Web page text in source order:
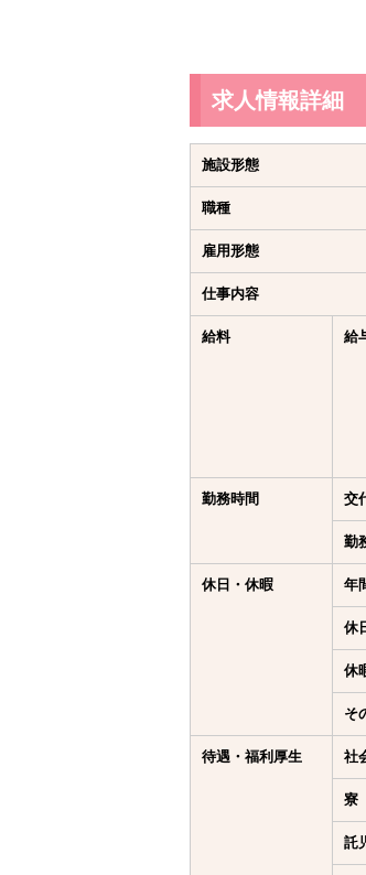
求人情報詳細
施設形態
職種
雇用形態
仕事内容
給料 給
勤務時間 交
勤
休日・休暇 年
休
休
そ
待遇・福利厚生 社
寮
託